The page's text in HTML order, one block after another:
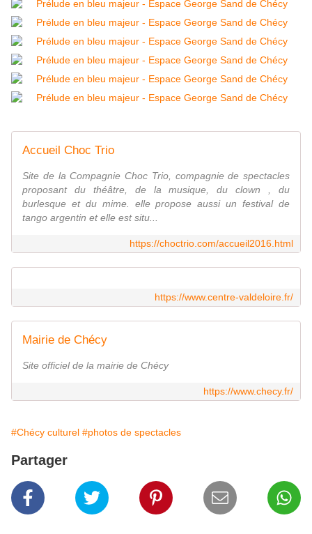
Accueil Choc Trio
Site de la Compagnie Choc Trio, compagnie de spectacles
proposant du théâtre, de la musique, du clown , du
burlesque et du mime. elle propose aussi un festival de
tango argentin et elle est situ...
https://choctrio.com/accueil2016.html
https://www.centre-valdeloire.fr/
Mairie de Chécy
Site officiel de la mairie de Chécy
https://www.checy.fr/
#Chécy culturel #photos de spectacles
Partager